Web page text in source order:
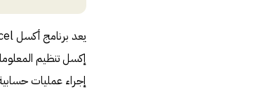
إكسل تنظيم
إجراء عمليات